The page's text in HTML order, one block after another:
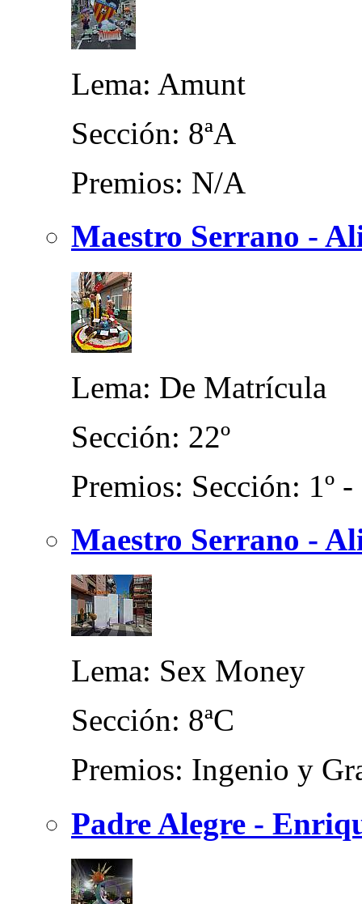
Lema: Amunt
Sección: 8ªA
Premios: N/A
Maestro Serrano -
Lema: De Matrícula
Sección: 22º
Premios: Sección: 1º
Maestro Serrano -
Lema: Sex Money
Sección: 8ªC
Premios: Ingenio y
Padre Alegre -